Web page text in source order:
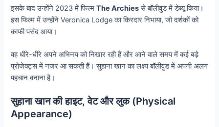
इसके बाद उन्होंने 2023 में फिल्मThe Archiesसे बॉलीवुड में डेब्यू किया।
इस फिल्म में उन्होंने Veronica Lodge का किरदार निभाया, जो दर्शकों को
काफी पसंद आया।
वह धीरे-धीरे अपने अभिनय को निखार रही हैं और आने वाले समय में कई बड़े
प्रोजेक्ट्स में नजर आ सकती हैं। सुहाना खान का लक्ष्य बॉलीवुड में अपनी अलग
पहचान बनाना है।
सुहाना खान की हाइट, वेट और लुक (Physical
Appearance)